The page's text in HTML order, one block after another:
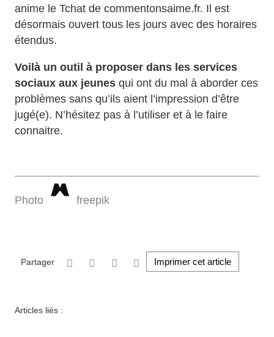
anime le Tchat de commentonsaime.fr. Il est
désormais ouvert tous les jours avec des horaires
étendus.
Voilà un outil à proposer dans les services
sociaux aux jeunes qui ont du mal à aborder ces
problèmes sans qu’ils aient l’impression d’être
jugé(e). N’hésitez pas à l’utiliser et à le faire
connaitre.
Photo freepik
Partager Imprimer cet article
Articles liés :